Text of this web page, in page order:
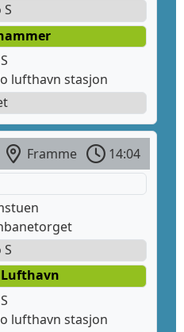
lufthavn stasjon
Framme
14:04
Lufthavn
lufthavn stasjon